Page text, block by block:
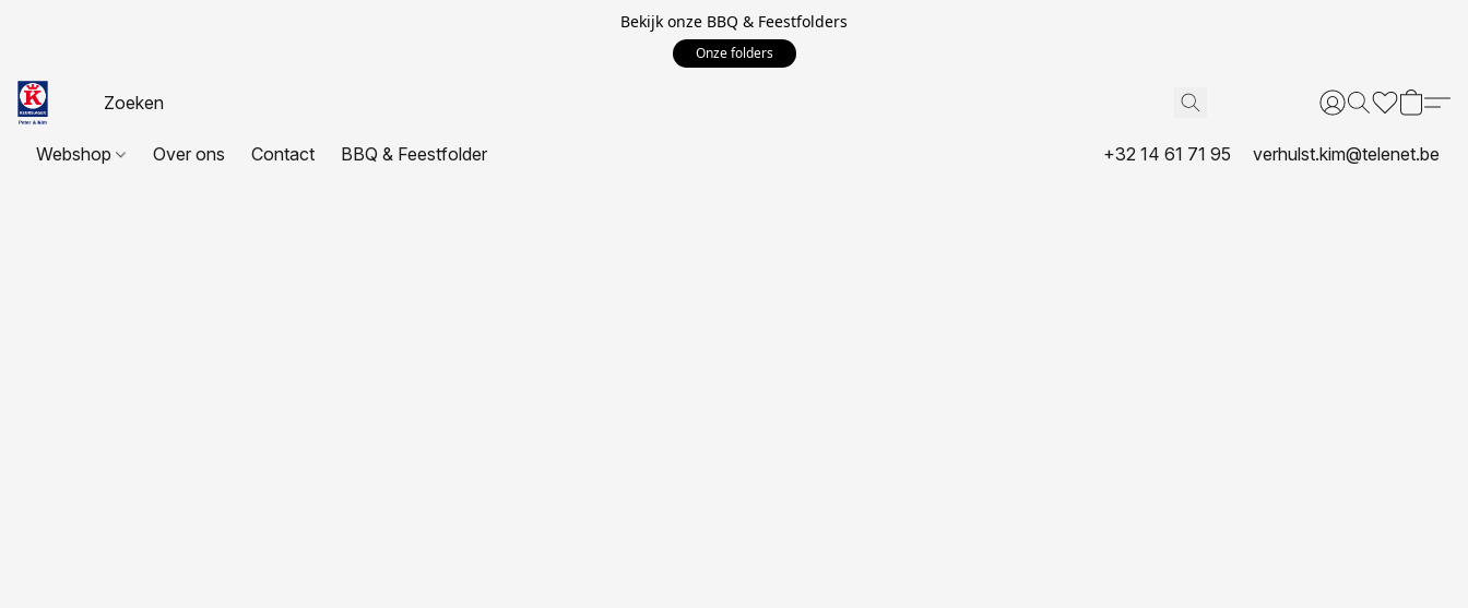
Bekijk onze BBQ & Feestfolders
Onze folders
Webshop Over ons Contact BBQ & Feestfolder +32 14 61 71 95 verhulst.kim@telenet.be